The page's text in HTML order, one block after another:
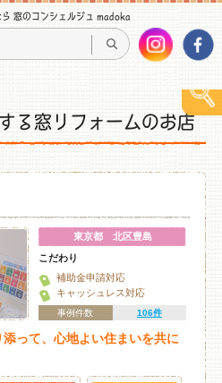
窓のコンシェルジュ madoka
る窓リフォームのお店
東京都 北区豊島
こだわり
補助金申請対応
キャッシュレス対応
事例件数 106件
って、心地よい住まいを共に